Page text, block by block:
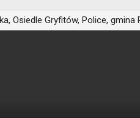
Osiedle Gryfitów, Police,